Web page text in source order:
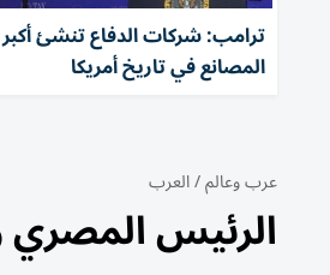
ترامب: شركات الدفاع تنشئ
المصانع في تاريخ أمريكا
عرب وعالم/العرب
الرئيس المصري